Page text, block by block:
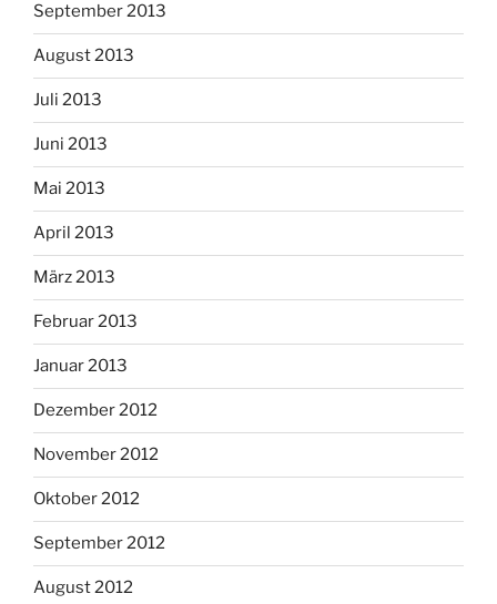
September 2013
August 2013
Juli 2013
Juni 2013
Mai 2013
April 2013
März 2013
Februar 2013
Januar 2013
Dezember 2012
November 2012
Oktober 2012
September 2012
August 2012